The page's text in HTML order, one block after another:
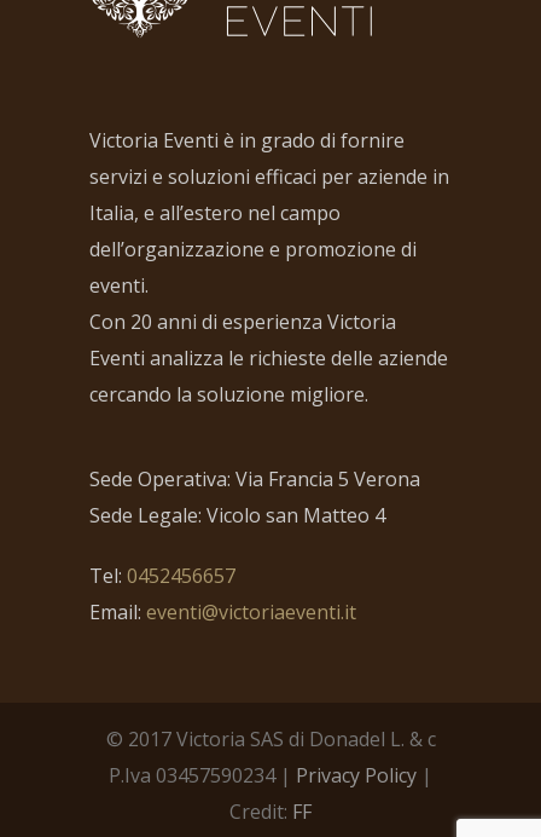
Victoria Eventi è in grado di fornire
servizi e soluzioni efficaci per aziende in
Italia, e all’estero nel campo
dell’organizzazione e promozione di
eventi.
Con 20 anni di esperienza Victoria
Eventi analizza le richieste delle aziende
cercando la soluzione migliore.
Sede Operativa: Via Francia 5 Verona
Sede Legale: Vicolo san Matteo 4
Tel: 0452456657
Email: eventi@victoriaeventi.it
© 2017 Victoria SAS di Donadel L. & c
P.Iva 03457590234 | Privacy Policy |
Credit: FF